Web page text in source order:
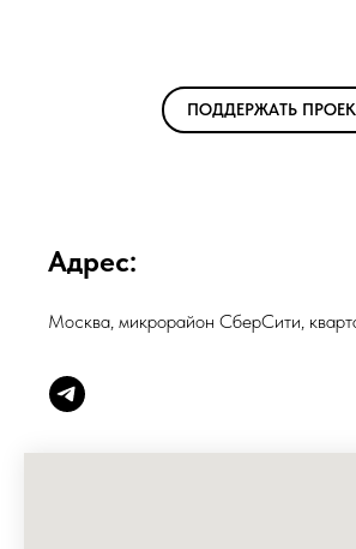
ПОДДЕРЖАТЬ
Адрес:
Москва, микрорайон СберСити,